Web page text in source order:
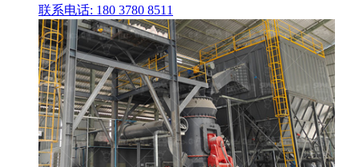
联系电话: 180 3780 8511